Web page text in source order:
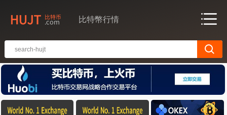
比特幣行情